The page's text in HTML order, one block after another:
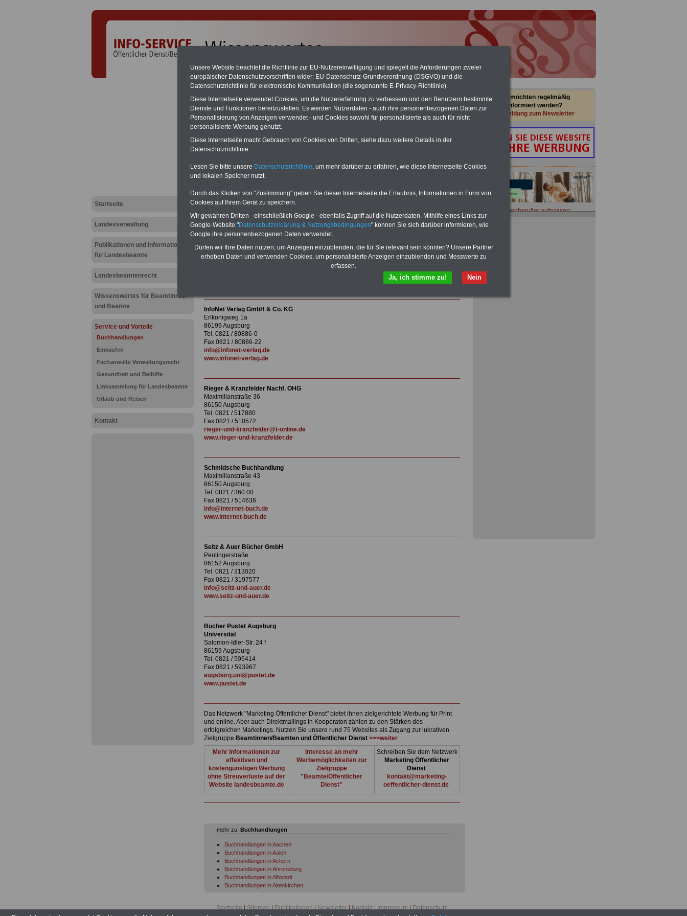
Startseite
Landesverwaltung
Publikationen und Informationen
für Landesbeamte
Landesbeamtenrecht
Wissenswertes für Beamtinnen
und Beamte
Service und Vorteile
Buchhandlungen
Einkaufen
Fachanwälte Verwaltungsrecht
Gesundheit und Beihilfe
Linksammlung für Landesbeamte
Urlaub und Reisen
Kontakt
Das Bundesverfassungsgericht hat die Berliner Landesbesoldung für verfassungs-
widrig erklärt (Berlin muss bisMärz 2027 eine Neuregelung der Besoldung
beschließen). Auch beim Bund (Beamte & Ruhestandsbeamte) gibt es teilweise
hohe Nachzahlungen (Medienberichten zufolge liegt diese für
Broschüre heraus, die unmittelbar nach dem Beschluss des Gesetzentwurfs der
Bundesregierung vorgelegt wird (wahrscheinlich im Quartal.2026 >>>
Buchhandlungen in Augsburg
Bücher Pustet Augsburg
Karolinenstrasse 12
86150 Augsburg
Tel. 0821 / 50224-0
InfoNet Verlag GmbH & Co. KG
Erlkönigweg 1a
86199 Augsburg
Tel. 0821 / 80886-0
Fax 0821 / 80886-22
info@infonet-verlag.de
www.infonet-verlag.de
Rieger & Kranzfelder Nachf. OHG
Maximilianstraße 36
86150 Augsburg
Tel. 0821 / 517880
Fax 0821 / 510572
rieger-und-kranzfelder@t-online.de
www.rieger-und-kranzfelder.de
Schmidsche Buchhandlung
Maximilianstraße 43
86150 Augsburg
Tel. 0821 / 360 00
Fax 0821 / 514636
info@internet-buch.de
www.internet-buch.de
Seitz & Auer Bücher GmbH
Peutingerstraße
86152 Augsburg
Tel. 0821 / 313020
Fax 0821 / 3197577
info@seitz-und-auer.de
www.seitz-und-auer.de
Bücher Pustet Augsburg
Universität
Salomon-Idler-Str. 24 f
86159 Augsburg
Tel. 0821 / 595414
Fax 0821 / 593967
augsburg.uni@pustet.de
www.pustet.de
Das Netzwerk "Marketing Öffentlicher Dienst" bietet ihnen zielgerichtete Werbung für Print
und online. Aber auch Direktmailings in Kooperaton zählen zu den Stärken des
erfolgreichen Marketings. Nutzen Sie unsere rund 75 Websites als Zugang zur lukrativen
Zielgruppe Beamtinnen/Beamten und Öffentlicher Dienst >>>weiter
Mehr Informationen zur
effektiven und
kostengünstigen Werbung
ohne Streuverluste auf der
Website landesbeamte.de
Interesse an mehr
Werbemöglichkeiten zur
Zielgruppe
"Beamte/Öffentlicher
Dienst"
Schreiben Sie dem Netzwerk
Marketing Öffentlicher
Dienst
kontakt@marketing-
oeffentlicher-dienst.de
mehr zu: Buchhandlungen
Buchhandlungen in Aachen
Buchhandlungen in Aalen
Buchhandlungen in Achern
Buchhandlungen in Ahrensburg
Buchhandlungen in Albstadt
Buchhandlungen in Altenkirchen
Buchhandlungen in Arnsberg
Startseite | Sitemap | Publikationen | Newsletter | Kontakt | Impressum | Datenschutz
Sie möchten regelmäßig
informiert werden?
Anmeldung zum Newsletter
Nebenberufler aufpassen:
Nebenberufler aufpassen:
Unsere Website beachtet die Richtlinie zur EU-Nutzereinwilligung und spiegelt die Anforderungen zweier
europäischer Datenschutzvorschriften wider: EU-Datenschutz-Grundverordnung (DSGVO) und die
Datenschutzrichtlinie für elektronische Kommunikation (die sogenannte E-Privacy-Richtlinie).
Diese Internetseite verwendet Cookies, um die Nutzererfahrung zu verbessern und den Benutzern bestimmte
Dienste und Funktionen bereitzustellen. Es werden Nutzerdaten - auch ihre personenbezogenen Daten zur
Personalisierung von Anzeigen verwendet - und Cookies sowohl für personalisierte als auch für nicht
personalisierte Werbung genutzt.
Diese Internetseite macht Gebrauch von Cookies von Dritten, siehe dazu weitere Details in der
Datenschutzrichtlinie.
Lesen Sie bitte unsere Datenschutzrichtlinie, um mehr darüber zu erfahren, wie diese Internetseite Cookies
und lokalen Speicher nutzt.
Durch das Klicken von "Zustimmung" geben Sie dieser Internetseite die Erlaubnis, Informationen in Form von
Cookies auf Ihrem Gerät zu speichern.
Wir gewähren Dritten - einschließlich Google - ebenfalls Zugriff auf die Nutzerdaten. Mithilfe eines Links zur
Google-Website "Datenschutzerklärung & Nutzungsbedingungen" können Sie sich darüber informieren, wie
Google ihre personenbezogenen Daten verwendet.
Dürfen wir Ihre Daten nutzen, um Anzeigen einzublenden, die für Sie relevant sein könnten? Unsere Partner
erheben Daten und verwenden Cookies, um personalisierte Anzeigen einzublenden und Messwerte zu
erfassen.
Nein
Ja, ich stimme zu!